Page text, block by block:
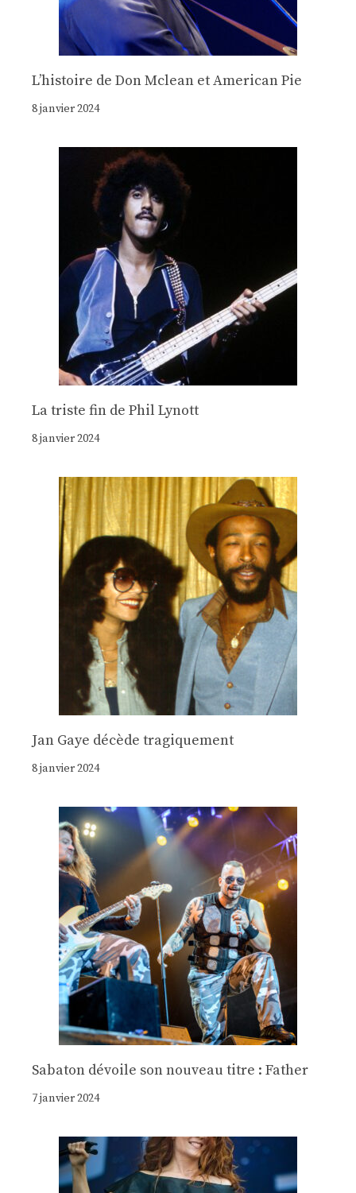
Lʼhistoire de Don Mclean et American Pie
8 janvier 2024
La triste fin de Phil Lynott
8 janvier 2024
Jan Gaye décède tragiquement
8 janvier 2024
Sabaton dévoile son nouveau titre : Father
7 janvier 2024